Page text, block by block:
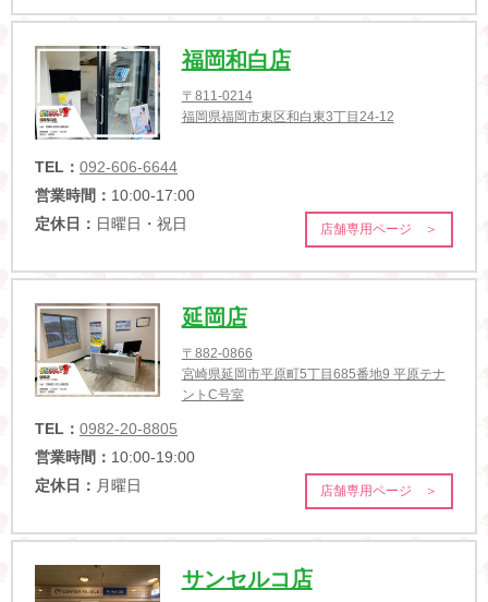
福岡和白店
〒811-0214
福岡県福岡市東区和白東3丁目24-12
TEL： 092-606-6644
営業時間： 10:00-17:00
定休日： 日曜日・祝日 店舗専用ページ ＞
延岡店
〒882-0866
宮崎県延岡市平原町5丁目685番地9 平原テナ
ントC号室
TEL： 0982-20-8805
営業時間： 10:00-19:00
定休日： 月曜日 店舗専用ページ ＞
サンセルコ店